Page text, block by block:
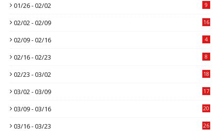
01/26 - 02/02 9
02/02 - 02/09 16
02/09 - 02/16 4
02/16 - 02/23 8
02/23 - 03/02 18
03/02 - 03/09 17
03/09 - 03/16 20
03/16 - 03/23 26